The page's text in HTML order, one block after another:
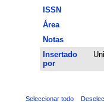
ISSN
Área
Notas
Insertado
por
Seleccionar todo